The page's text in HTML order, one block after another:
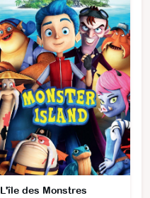
L'île des Monstres